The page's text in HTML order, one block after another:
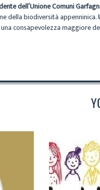
dell’Unione Comuni
della biodiversità appenninica.
consapevolezza maggiore